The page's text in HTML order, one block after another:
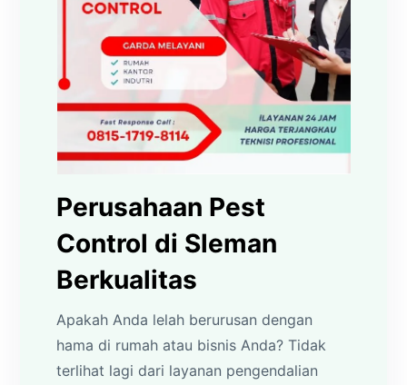
Perusahaan Pest
Control di Sleman
Berkualitas
Apakah Anda lelah berurusan dengan
hama di rumah atau bisnis Anda? Tidak
terlihat lagi dari layanan pengendalian